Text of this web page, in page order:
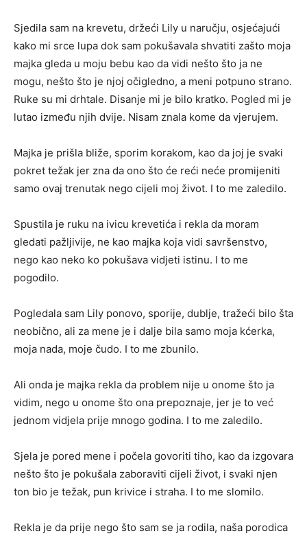
Sjedila sam na krevetu, držeći Lily u naručju, osjećajući
kako mi srce lupa dok sam pokušavala shvatiti zašto moja
majka gleda u moju bebu kao da vidi nešto što ja ne
mogu, nešto što je njoj očigledno, a meni potpuno strano.
Ruke su mi drhtale. Disanje mi je bilo kratko. Pogled mi je
lutao između njih dvije. Nisam znala kome da vjerujem.
Majka je prišla bliže, sporim korakom, kao da joj je svaki
pokret težak jer zna da ono što će reći neće promijeniti
samo ovaj trenutak nego cijeli moj život. I to me zaledilo.
Spustila je ruku na ivicu krevetića i rekla da moram
gledati pažljivije, ne kao majka koja vidi savršenstvo,
nego kao neko ko pokušava vidjeti istinu. I to me
pogodilo.
Pogledala sam Lily ponovo, sporije, dublje, tražeći bilo šta
neobično, ali za mene je i dalje bila samo moja kćerka,
moja nada, moje čudo. I to me zbunilo.
Ali onda je majka rekla da problem nije u onome što ja
vidim, nego u onome što ona prepoznaje, jer je to već
jednom vidjela prije mnogo godina. I to me zaledilo.
Sjela je pored mene i počela govoriti tiho, kao da izgovara
nešto što je pokušala zaboraviti cijeli život, i svaki njen
ton bio je težak, pun krivice i straha. I to me slomilo.
Rekla je da prije nego što sam se ja rodila, naša porodica